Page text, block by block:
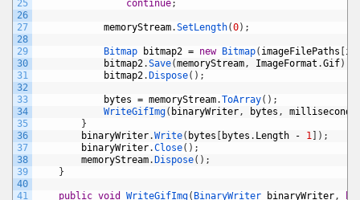
25
26
27
28
29
30
31
32
33
34
35
36
37
38
39
40
41
continue;
memoryStream.SetLength(0) ;
Bitmap bitmap2 = new Bitmap( imageFilePaths i
bitmap2.Save(memoryStream, ImageFormat .Gif)
bitmap2. Dispose( ) ;
bytes = memoryStream.ToArray( ) ;
WriteGifImg( binaryWriter, bytes , millisecond
}
binaryWriter.Write( bytes bytes . Length - 1 ) ;
binaryWriter.Close( ) ;
memoryStream. Dispose( ) ;
}
public void WriteGifImg( BinaryWriter binaryWriter,